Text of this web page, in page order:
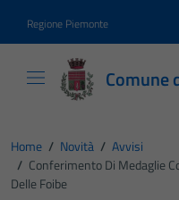
Regione Piemonte
Comune
Home / Novità / Avvisi
/ Conferimento Di Medaglie
Delle Foibe